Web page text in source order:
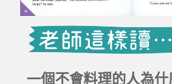
一個不會料理的人為